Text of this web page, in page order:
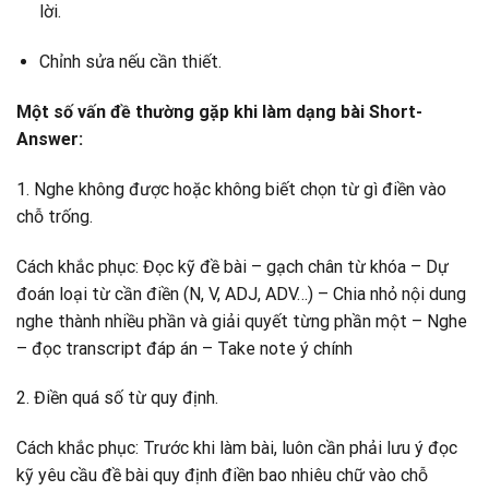
lời.
Chỉnh sửa nếu cần thiết.
Một số vấn đề thường gặp khi làm dạng bài Short-
Answer:
1. Nghe không được hoặc không biết chọn từ gì điền vào
chỗ trống.
Cách khắc phục: Đọc kỹ đề bài – gạch chân từ khóa – Dự
đoán loại từ cần điền (N, V, ADJ, ADV…) – Chia nhỏ nội dung
nghe thành nhiều phần và giải quyết từng phần một – Nghe
– đọc transcript đáp án – Take note ý chính
2. Điền quá số từ quy định.
Cách khắc phục: Trước khi làm bài, luôn cần phải lưu ý đọc
kỹ yêu cầu đề bài quy định điền bao nhiêu chữ vào chỗ